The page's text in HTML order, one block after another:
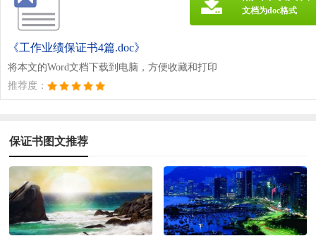
《工作业绩保证书4篇.doc》
将本文的Word文档下载到电脑，方便收藏和打印
推荐度：
文档为doc格式
保证书图文推荐